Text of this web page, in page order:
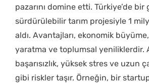
pazarını domine etti. Türkiye’de
sürdürülebilir tarım projesiyle 1
aldı. Avantajları, ekonomik
yaratma ve toplumsal yeniliklerdir.
başarısızlık, yüksek stres ve uzun
gibi riskler taşır. Örneğin, bir